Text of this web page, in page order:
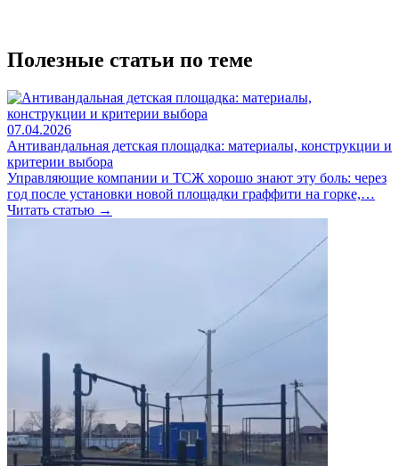
Полезные статьи по теме
07.04.2026
Антивандальная детская площадка: материалы, конструкции и
критерии выбора
Управляющие компании и ТСЖ хорошо знают эту боль: через
год после установки новой площадки граффити на горке,…
Читать статью →